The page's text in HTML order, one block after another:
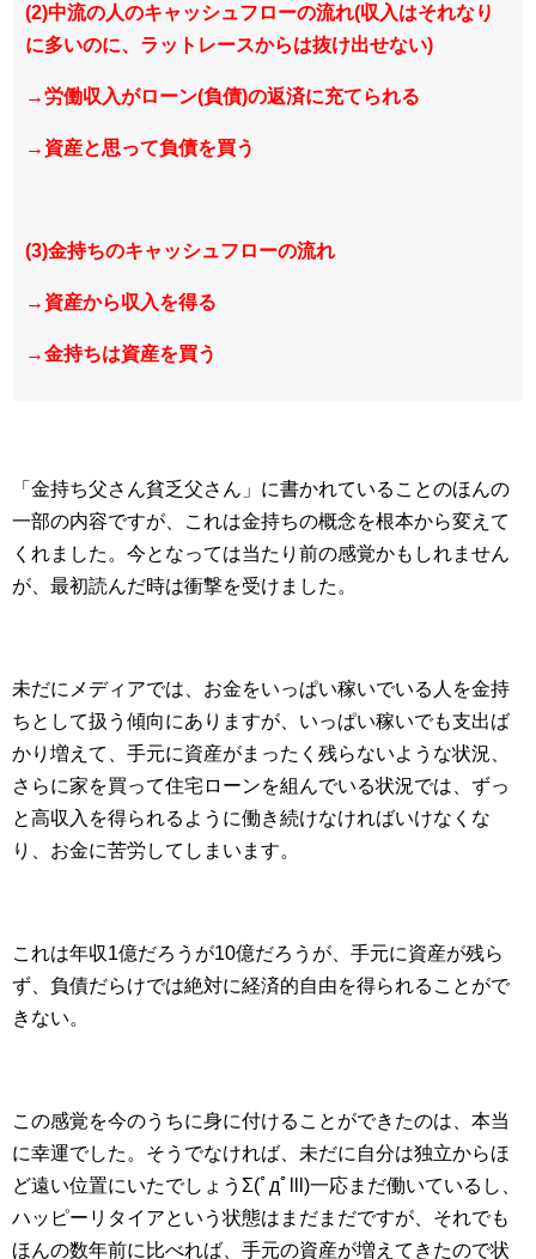
(2)中流の人のキャッシュフローの流れ(収入はそれなり
に多いのに、ラットレースからは抜け出せない)
→労働収入がローン(負債)の返済に充てられる
→資産と思って負債を買う
(3)金持ちのキャッシュフローの流れ
→資産から収入を得る
→金持ちは資産を買う
「金持ち父さん貧乏父さん」に書かれていることのほんの
一部の内容ですが、これは金持ちの概念を根本から変えて
くれました。今となっては当たり前の感覚かもしれません
が、最初読んだ時は衝撃を受けました。
未だにメディアでは、お金をいっぱい稼いでいる人を金持
ちとして扱う傾向にありますが、いっぱい稼いでも支出ば
かり増えて、手元に資産がまったく残らないような状況、
さらに家を買って住宅ローンを組んでいる状況では、ずっ
と高収入を得られるように働き続けなければいけなくな
り、お金に苦労してしまいます。
これは年収1億だろうが10億だろうが、手元に資産が残ら
ず、負債だらけでは絶対に経済的自由を得られることがで
きない。
この感覚を今のうちに身に付けることができたのは、本当
に幸運でした。そうでなければ、未だに自分は独立からほ
ど遠い位置にいたでしょうΣ(ﾟдﾟlll)一応まだ働いているし、
ハッピーリタイアという状態はまだまだですが、それでも
ほんの数年前に比べれば、手元の資産が増えてきたので状